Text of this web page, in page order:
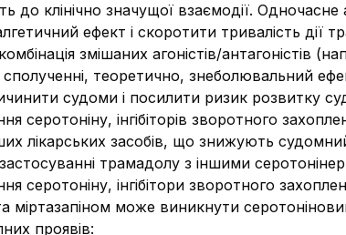
до клінічно значущої взаємодії.
ефект і скоротити тривалість дії
змішаних агоністів/антагоністів
теоретично, знеболювальний
судоми і посилити ризик розвитку
серотоніну, інгібіторів зворотного
лікарських засобів, що знижують
трамадолу з іншими
серотоніну, інгібітори зворотного
міртазапіном може виникнути
проявів: